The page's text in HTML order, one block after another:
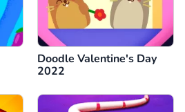
Doodle Valentine's Day
2022